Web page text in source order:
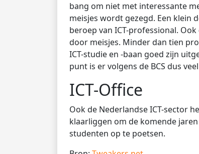
bang om niet met interessante
meisjes wordt gezegd. Een klein
beroep van ICT-professional.
door meisjes. Minder dan tien
ICT-studie en -baan goed zijn
punt is er volgens de BCS dus
ICT-Office
Ook de Nederlandse ICT-sector
klaarliggen om de komende
studenten op te poetsen.